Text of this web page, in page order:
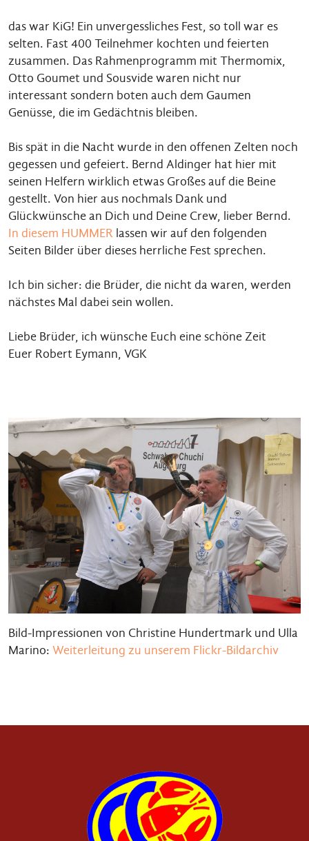
das war KiG! Ein unvergessliches Fest, so toll war es
selten. Fast 400 Teilnehmer kochten und feierten
zusammen. Das Rahmenprogramm mit Thermomix,
Otto Goumet und Sousvide waren nicht nur
interessant sondern boten auch dem Gaumen
Genüsse, die im Gedächtnis bleiben.
Bis spät in die Nacht wurde in den offenen Zelten noch
gegessen und gefeiert. Bernd Aldinger hat hier mit
seinen Helfern wirklich etwas Großes auf die Beine
gestellt. Von hier aus nochmals Dank und
Glückwünsche an Dich und Deine Crew, lieber Bernd.
In diesem HUMMER lassen wir auf den folgenden
Seiten Bilder über dieses herrliche Fest sprechen.
Ich bin sicher: die Brüder, die nicht da waren, werden
nächstes Mal dabei sein wollen.
Liebe Brüder, ich wünsche Euch eine schöne Zeit
Euer Robert Eymann, VGK
Bild-Impressionen von Christine Hundertmark und Ulla
Marino: Weiterleitung zu unserem Flickr-Bildarchiv